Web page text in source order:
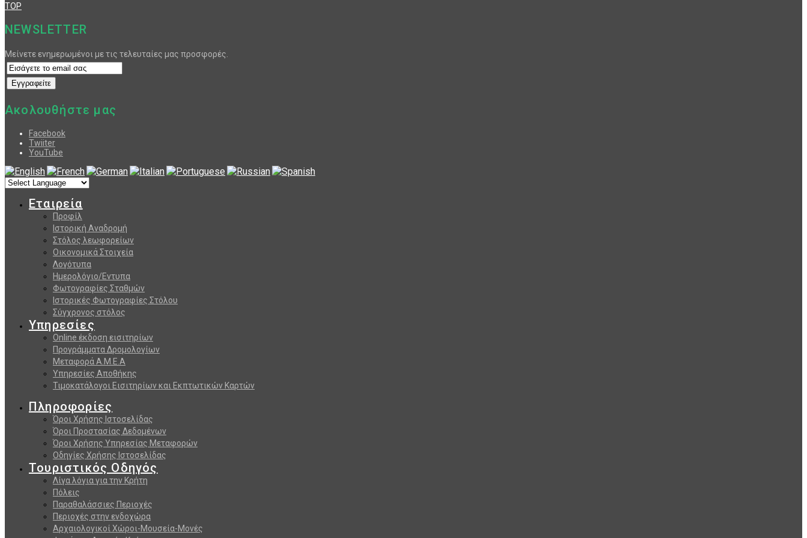
TOP
NEWSLETTER
Μείνετε ενημερωμένοι με τις τελευταίες μας προσφορές.
Ακολουθήστε μας
Facebook
Twiiter
YouTube
Εταιρεία
Προφίλ
Ιστορική Αναδρομή
Στόλος λεωφορείων
Οικονομικά Στοιχεία
Λογότυπα
Ημερολόγιο/Εντυπα
Φωτογραφίες Σταθμών
Ιστορικές Φωτογραφίες Στόλου
Σύγχρονος στόλος
Υπηρεσίες
Online έκδοση εισιτηρίων
Προγράμματα Δρομολογίων
Μεταφορά Α.Μ.Ε.Α
Υπηρεσίες Αποθήκης
Τιμοκατάλογοι Εισιτηρίων και Εκπτωτικών Καρτών
Πληροφορίες
Όροι Χρήσης Ιστοσελίδας
Όροι Προστασίας Δεδομένων
Όροι Χρήσης Υπηρεσίας Μεταφορών
Οδηγίες Χρήσης Ιστοσελίδας
Τουριστικός Οδηγός
Λίγα λόγια για την Κρήτη
Πόλεις
Παραθαλάσσιες Περιοχές
Περιοχές στην ενδοχώρα
Αρχαιολογικοί Χώροι-Μουσεία-Μονές